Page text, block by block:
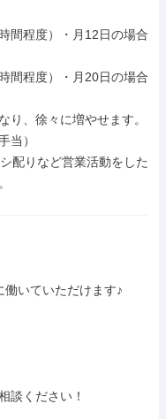
間程度）・月12日の場合
間程度）・月20日の場合
、徐々に増やせます。
当）
配りなど営業活動をした
いていただけます♪
談ください！